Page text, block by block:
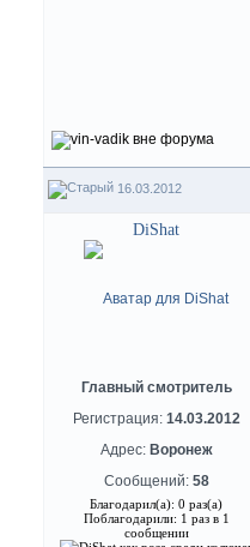
16.03.2012
DiShat
Главный смотритель
Регистрация: 14.03.2012
Адрес: Воронеж
Сообщений: 58
Благодарил(а): 0 раз(а)
Поблагодарили: 1 раз в 1
сообщении